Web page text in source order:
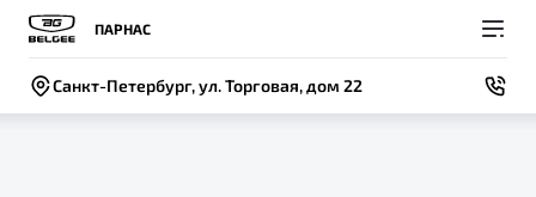
ПАРНАС
Санкт-Петербург, ул. Торговая, дом 22